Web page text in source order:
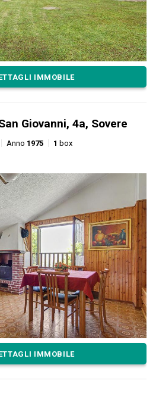
IMMOBILE
Giovanni, 4a, Sovere
Anno 1975 1 box
IMMOBILE